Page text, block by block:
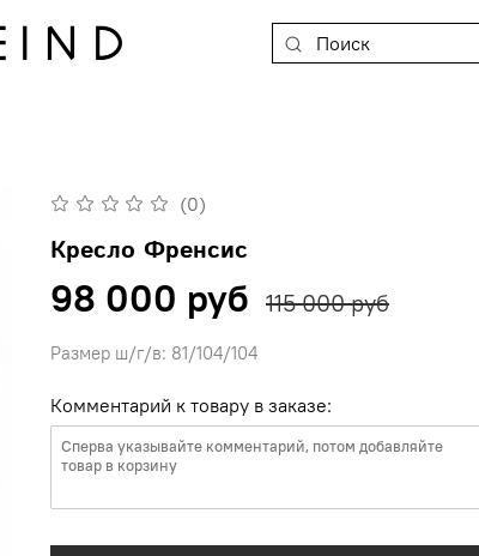
(0)
Кресло Френсис
98 000 руб 115 000 руб
Размер ш/г/в: 81/104/104
Комментарий к товару в заказе: